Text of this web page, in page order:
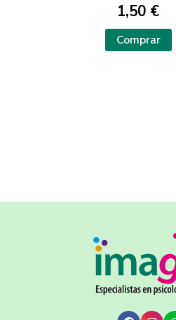
1,50 €
Comprar